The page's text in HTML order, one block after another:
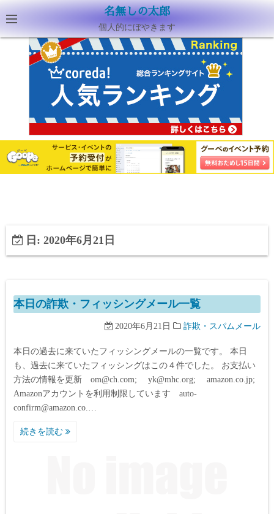
名無しの太郎
個人的にぼやきます
日: 2020年6月21日
本日の詐欺・フィッシングメール一覧
2020年6月21日 詐欺・スパムメール
本日の過去に来ていたフィッシングメールの一覧です。 本日
も、過去に来ていたフィッシングはこの４件でした。 お支払い
方法の情報を更新 om@ch.com; yk@mhc.org; amazon.co.jp;
Amazonアカウントを利用制限しています auto-
confirm@amazon.co.…
続きを読む